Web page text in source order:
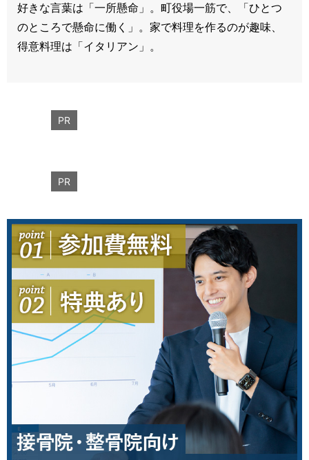
好きな言葉は「一所懸命」。町役場一筋で、「ひとつ
のところで懸命に働く」。家で料理を作るのが趣味、
得意料理は「イタリアン」。
PR
PR